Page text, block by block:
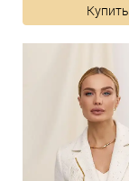
Купить